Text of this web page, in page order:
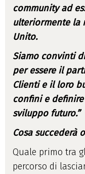
community ad
ulteriormente la
Unito.
Siamo convinti
per essere il
Clienti e il loro
confini e
sviluppo futuro.”
Cosa succederà
Quale primo tra
percorso di